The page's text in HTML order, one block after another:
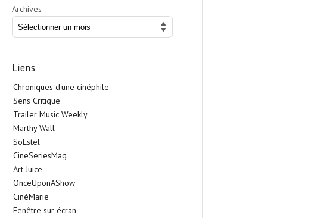
Archives
Liens
Chroniques d'une cinéphile
Sens Critique
Trailer Music Weekly
Marthy Wall
SoLstel
CineSeriesMag
Art Juice
OnceUponAShow
CinéMarie
Fenêtre sur écran